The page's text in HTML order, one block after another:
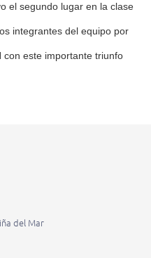
el segundo lugar en la clase
integrantes del equipo por
con este importante triunfo
del Mar